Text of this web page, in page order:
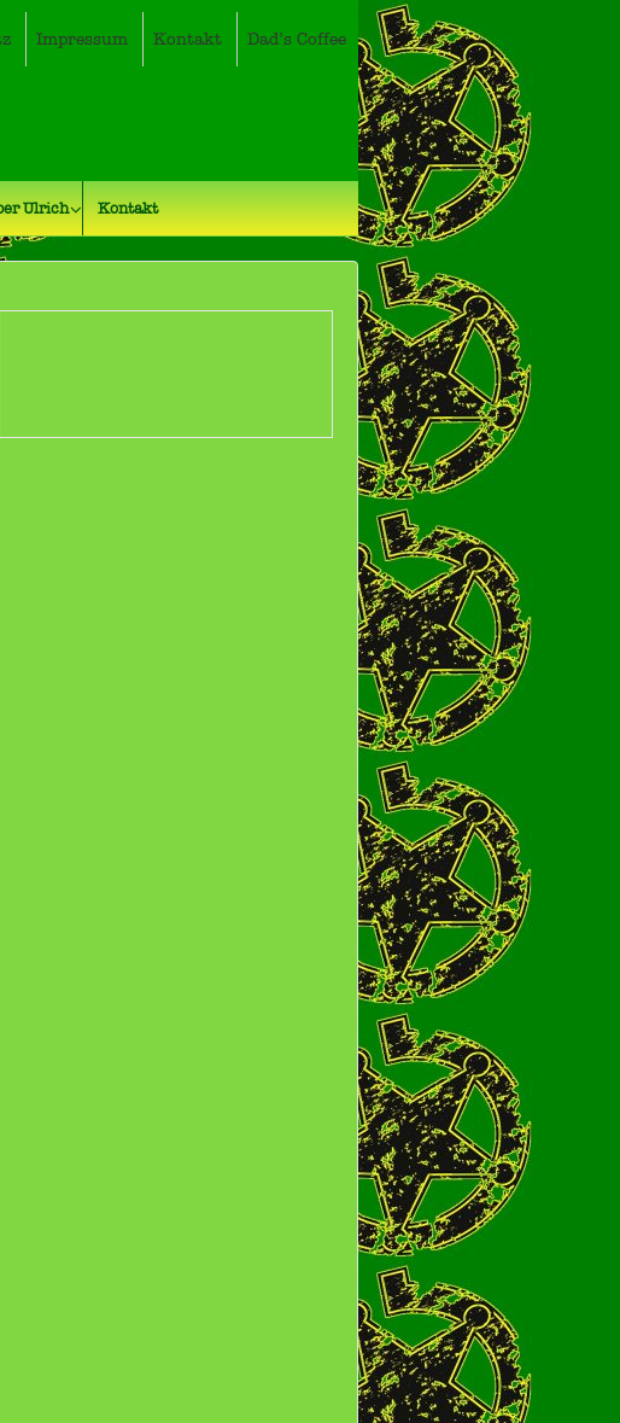
Impressum Kontakt Dad’s Coffee
Ulrich Kontakt